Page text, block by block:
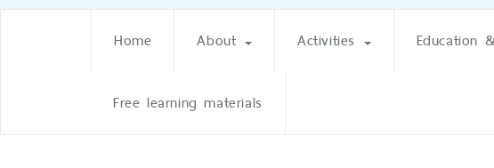
Home About Activities Education
Free learning materials